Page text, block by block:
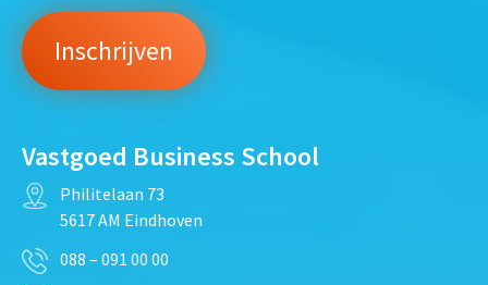
Vastgoed Business School
Philitelaan 73
5617 AM Eindhoven
088 – 091 00 00